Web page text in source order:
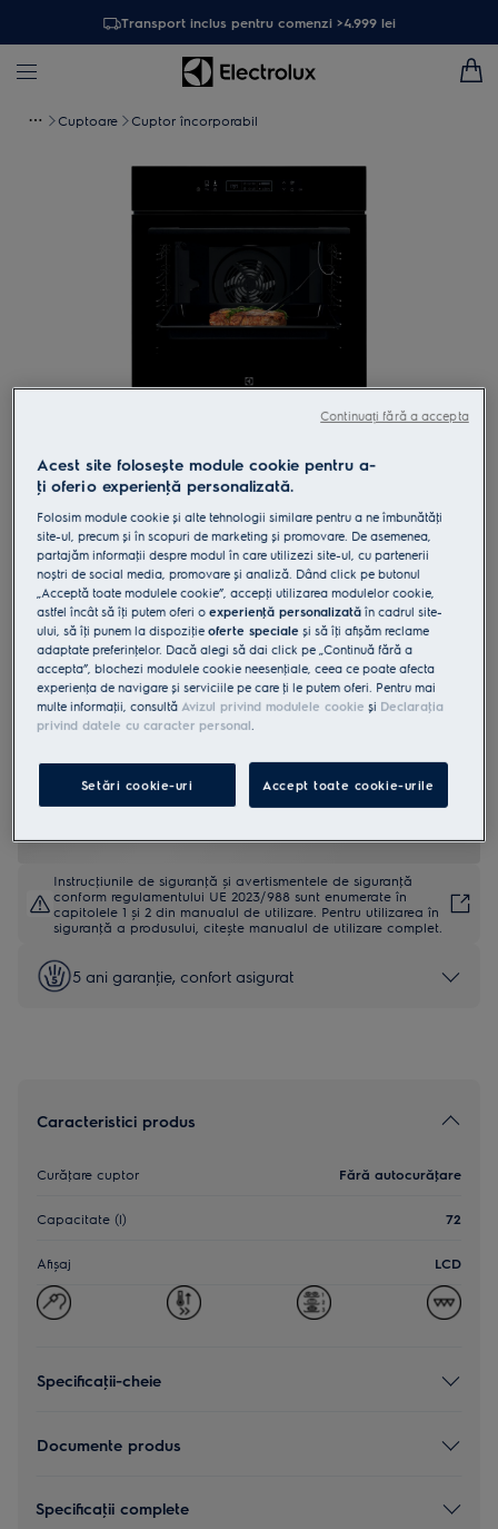
Transport inclus pentru comenzi >4.999 lei
Cuptoare Cuptor încorporabil
LOE8H31Z
Cuptor electric SurroundCook A+ 72
litri Negru
4.9 (143)
Fișa cu informaţii despre produs
Beneficii
Cuptorul AssistedCooking 800 cu senzor de gătire garantează
rezultate extraordinare.
Functţa AssistedCooking (gătire asistată) setează programul adecvat
Senzorul de gătire măsoară temperatura din interiorul preparatului,
Instrucţiunile de siguranţă și avertismentele de siguranţă
conform regulamentului UE 2023/988 sunt enumerate în
capitolele 1 și 2 din manualul de utilizare. Pentru utilizarea în
siguranţă a produsului, citește manualul de utilizare complet.
5 ani garanţie, confort asigurat
Caracteristici produs
Curăţare cuptor Fără autocurăţare
Capacitate (l) 72
Afișaj LCD
Specificaţii-cheie
Documente produs
Specificaţii complete
Acest site folosește module cookie pentru a-
ţi oferi o experienţă personalizată.
Folosim module cookie și alte tehnologii similare pentru a ne îmbunătăţi
site-ul, precum și în scopuri de marketing și promovare. De asemenea,
partajăm informaţii despre modul în care utilizezi site-ul, cu partenerii
noștri de social media, promovare și analiză. Dând click pe butonul
„Acceptă toate modulele cookie”, accepţi utilizarea modulelor cookie,
astfel încât să îţi putem oferi oexperienţă personalizată în cadrul site-
ului, să îţi punem la dispoziţieoferte speciale și să îţi afișăm reclame
adaptate preferinţelor. Dacă alegi să dai click pe „Continuă fără a
accepta”, blochezi modulele cookie neesenţiale, ceea ce poate afecta
experienţa de navigare și serviciile pe care ţi le putem oferi. Pentru mai
multe informaţii, consultăAvizul privind modulele cookie și Declaraţia
privind datele cu caracter personal.
Setări cookie-uri Accept toate cookie-urile
Continuați fără a accepta